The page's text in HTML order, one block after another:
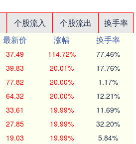
个股流入 个股流出
换手率
最新价 涨幅
换手率
37.49 114.72% 77.46%
39.83 20.01% 17.76%
77.82 20.00% 1.17%
64.32 20.00% 12.21%
33.61 19.99% 11.69%
27.85 19.99% 32.20%
19.03 19.99% 5.84%